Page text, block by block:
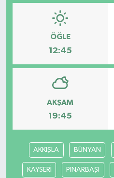
ÖĞLE
12:45
AKŞAM
19:45
AKKIŞLA BÜNYAN
KAYSERİ PINARBAŞI